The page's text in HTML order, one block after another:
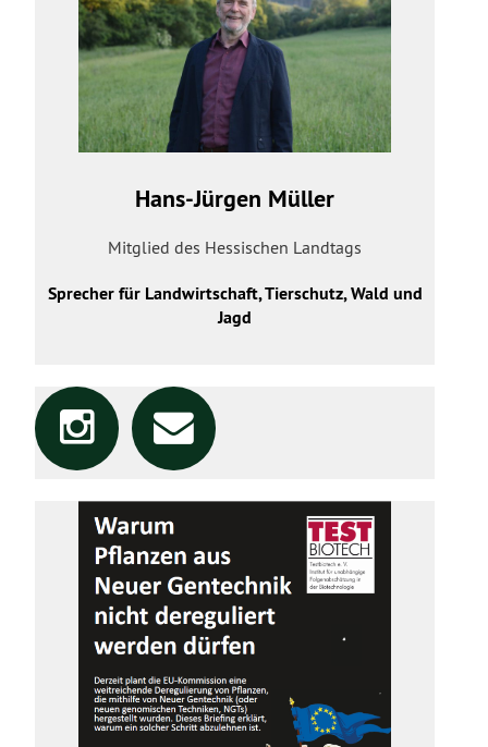
Hans-Jürgen Müller
Mitglied des Hessischen Landtags
Sprecher für Landwirtschaft, Tierschutz, Wald und
Jagd